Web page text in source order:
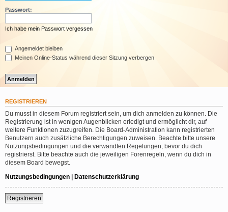
Passwort:
Ich habe mein Passwort vergessen
Angemeldet bleiben
Meinen Online-Status während dieser Sitzung verbergen
REGISTRIEREN
Du musst in diesem Forum registriert sein, um dich anmelden zu können. Die
Registrierung ist in wenigen Augenblicken erledigt und ermöglicht dir, auf
weitere Funktionen zuzugreifen. Die Board-Administration kann registrierten
Benutzern auch zusätzliche Berechtigungen zuweisen. Beachte bitte unsere
Nutzungsbedingungen und die verwandten Regelungen, bevor du dich
registrierst. Bitte beachte auch die jeweiligen Forenregeln, wenn du dich in
diesem Board bewegst.
Nutzungsbedingungen | Datenschutzerklärung
Registrieren